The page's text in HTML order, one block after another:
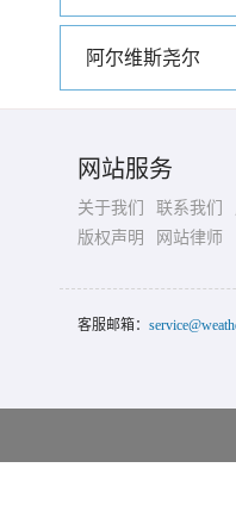
阿尔维斯尧尔
网站服务
关于我们 联系我们
版权声明
网站律师
客服邮箱：